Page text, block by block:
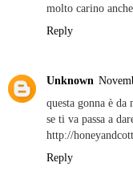
molto carino
Reply
Unknown
questa gonna è
se ti va passa a
http://
Reply